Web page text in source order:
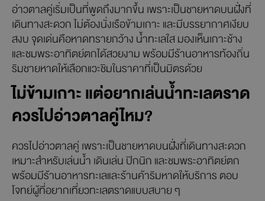
อ่าวตาลคู่เริ่มเป็นที่พูดถึงมากขึ้น เพราะเป็นชายหาดบนฝั่งที่
เดินทางสะดวก ไม่ต้องนั่งเรือข้ามเกาะ และมีบรรยากาศเงียบ
สงบ จุดเด่นคือหาดทรายกว้าง น้ำทะเลใส มองเห็นเกาะช้าง
และชมพระอาทิตย์ตกได้สวยงาม พร้อมมีร้านอาหารท้องถิ่น
ริมชายหาดให้เลือกแวะชิมในราคาที่เป็นมิตรด้วย
ไม่ข้ามเกาะ แต่อยากเล่นน้ำทะเลตราด
ควรไปอ่าวตาลคู่ไหม?
ควรไปอ่าวตาลคู่ เพราะเป็นชายหาดบนฝั่งที่เดินทางสะดวก
เหมาะสำหรับเล่นน้ำ เดินเล่น ปิกนิก และชมพระอาทิตย์ตก
พร้อมมีร้านอาหารทะเลและร้านค้าริมหาดให้บริการ ตอบ
โจทย์ผู้ที่อยากเที่ยวทะเลตราดแบบสบาย ๆ